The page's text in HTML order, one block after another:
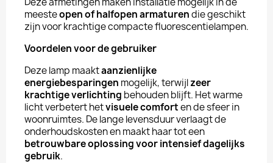
meesteopen of halfopen armaturendie geschikt
zijn voor krachtige compacte fluorescentielampen.
Voordelen voor de gebruiker
Deze lamp maaktaanzienlijke
energiebesparingen mogelijk, terwijlzeer
krachtige verlichting behouden blijft. Het warme
licht verbetert hetvisuele comforten de sfeer in
woonruimtes. De lange levensduur verlaagt de
onderhoudskosten en maakt haar tot een
betrouwbare oplossing voor intensief dagelijks
gebruik.